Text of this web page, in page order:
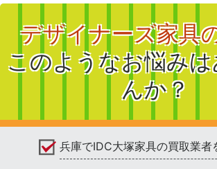
デザイナーズ家具
このようなお悩み
んか？
兵庫でIDC大塚家具の買取業者